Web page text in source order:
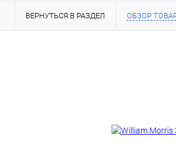
ВЕРНУТЬСЯ В РАЗДЕЛ ОБЗОР